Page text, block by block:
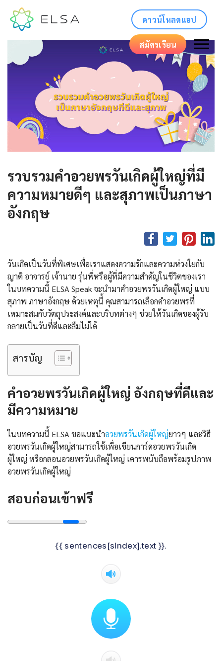
ดาวน์โหลดแอป
สมัครเรียน
รวบรวมคำอวยพรวันเกิดผู้ใหญ่ที่มี
ความหมายดีๆ และสุภาพเป็นภาษา
อังกฤษ
วันเกิดเป็นวันที่พิเศษเพื่อเราแสดงความรักและความห่วงใยกับ
ญาติ อาจารย์ เจ้านาย รุ่นพี่หรือผู้ที่มีความสำคัญในชีวิตของเรา
ในบทความนี้ ELSA Speak จะนำมาคำอวยพรวันเกิดผู้ใหญ่ แบบ
สุภาพ ภาษาอังกฤษ ด้วยเหตุนี้ คุณสามารถเลือกคำอวยพรที่
เหมาะสมกับวัตถุประสงค์และบริบทต่างๆ ช่วยให้วันเกิดของผู้รับ
กลายเป็นวันที่ดีและลืมไม่ได้
สารบัญ
คำอวยพรวันเกิดผู้ใหญ่ อังกฤษที่ดีและ
มีความหมาย
ในบทความนี้ ELSA ขอแนะนำอวยพรวันเกิดผู้ใหญ่ยาวๆ และวิธี
อวยพรวันเกิดผู้ใหญ่สามารถใช้เพื่อเขียนการ์ดอวยพรวันเกิด
ผู้ใหญ่ หรือกลอนอวยพรวันเกิดผู้ใหญ่ เคารพนับถือพร้อมรูปภาพ
อวยพรวันเกิดผู้ใหญ่
สอบก่อนเข้าฟรี
{{ sentences[sIndex].text }}.